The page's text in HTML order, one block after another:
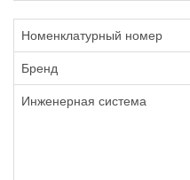
Номенклатурный номер
Бренд
Инженерная система